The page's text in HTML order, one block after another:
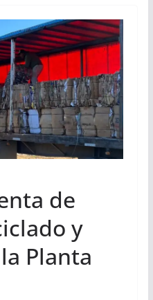
de
y
Planta